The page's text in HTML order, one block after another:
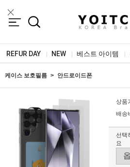
REFUR DAY NEW 베스트 아이템
케이스 보호필름 안드로이드폰
상품
배송
선택
요